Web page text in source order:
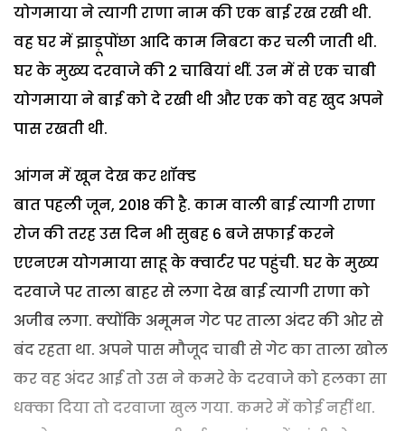
योगमाया ने त्यागी राणा नाम की एक बाई रख रखी थी.
वह घर में झाड़ूपोंछा आदि काम निबटा कर चली जाती थी.
घर के मुख्य दरवाजे की 2 चाबियां थीं. उन में से एक चाबी
योगमाया ने बाई को दे रखी थी और एक को वह खुद अपने
पास रखती थी.
आंगन में खून देख कर शॉक्ड
बात पहली जून, 2018 की है. काम वाली बाई त्यागी राणा
रोज की तरह उस दिन भी सुबह 6 बजे सफाई करने
एएनएम योगमाया साहू के क्वार्टर पर पहुंची. घर के मुख्य
दरवाजे पर ताला बाहर से लगा देख बाई त्यागी राणा को
अजीब लगा. क्योंकि अमूमन गेट पर ताला अंदर की ओर से
बंद रहता था. अपने पास मौजूद चाबी से गेट का ताला खोल
कर वह अंदर आई तो उस ने कमरे के दरवाजे को हलका सा
धक्का दिया तो दरवाजा खुल गया. कमरे में कोई नहीं था.